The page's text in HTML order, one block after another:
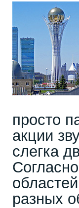
просто
акции
слегка
разных